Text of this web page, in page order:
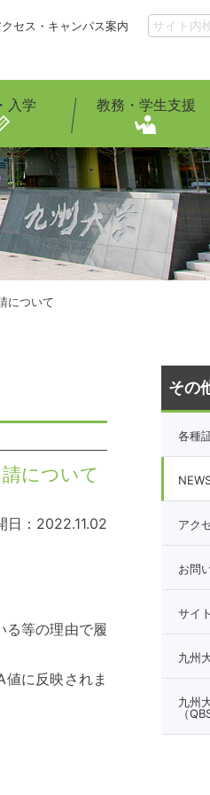
クセス・キャンパス案内
入学 教務・学生支援
について
について
日：2022.11.02
る等の理由で履
に反映されま
その
各種
アク
お問
サイ
九州
九州
（